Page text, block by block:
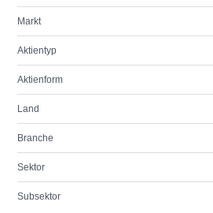
Markt
Aktientyp
Aktienform
Land
Branche
Sektor
Subsektor